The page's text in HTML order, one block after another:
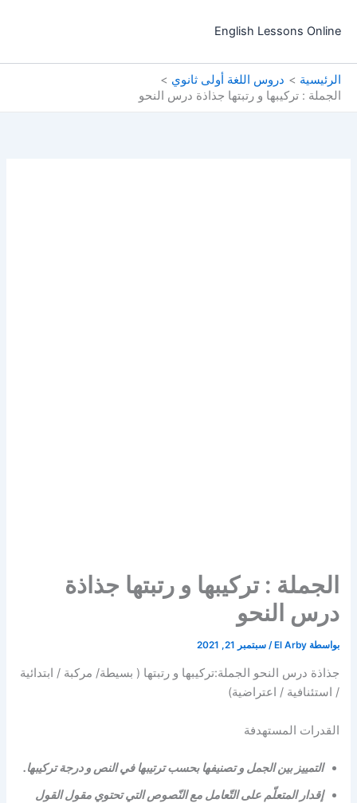
إلىEnglish Lessons Online
الرئيسية
دروس اللغة أولى ثانوي
الجملة : تركيبها و رتبتها جذاذة درس النحو
الجملة : تركيبها و رتبتها جذاذة
درس النحو
بواسطة El Arby
/سبتمبر 21, 2021
جذاذة درس النحو الجملة:تركيبها و رتبتها ( بسيطة/ مركبة / ابتدائية
/ استئنافية / اعتراضية)
القدرات المستهدفة
التمييز بين الجمل و تصنيفها بحسب ترتيبها في النص و درجة تركيبها.
إقدار المتعلّم على التّعامل مع النّصوص التي تحتوي مقول القول